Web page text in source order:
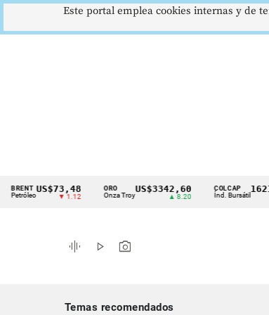
Cintillo
indicadores
económicos
US$73,48
▼ 1.12
ORO
Onza Troy
US$3342,60 COLCAP
Índ. Bursátil
graphic_eq play_arrow photo_camera
Temas recomendados
Este portal emplea cookies internas y de